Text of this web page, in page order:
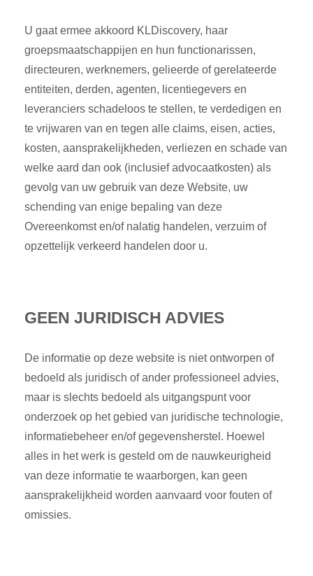
U gaat ermee akkoord KLDiscovery, haar
groepsmaatschappijen en hun functionarissen,
directeuren, werknemers, gelieerde of gerelateerde
entiteiten, derden, agenten, licentiegevers en
leveranciers schadeloos te stellen, te verdedigen en
te vrijwaren van en tegen alle claims, eisen, acties,
kosten, aansprakelijkheden, verliezen en schade van
welke aard dan ook (inclusief advocaatkosten) als
gevolg van uw gebruik van deze Website, uw
schending van enige bepaling van deze
Overeenkomst en/of nalatig handelen, verzuim of
opzettelijk verkeerd handelen door u.
GEEN JURIDISCH ADVIES
De informatie op deze website is niet ontworpen of
bedoeld als juridisch of ander professioneel advies,
maar is slechts bedoeld als uitgangspunt voor
onderzoek op het gebied van juridische technologie,
informatiebeheer en/of gegevensherstel. Hoewel
alles in het werk is gesteld om de nauwkeurigheid
van deze informatie te waarborgen, kan geen
aansprakelijkheid worden aanvaard voor fouten of
omissies.